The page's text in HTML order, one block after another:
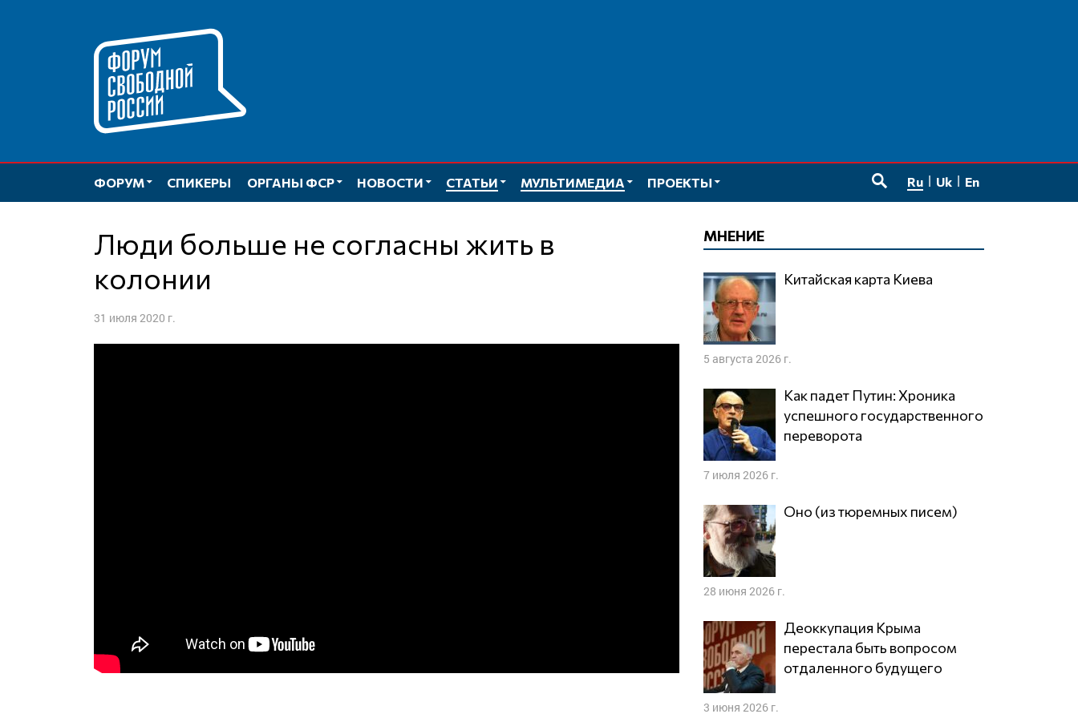
ФОРУМ СПИКЕРЫ ОРГАНЫ ФСР НОВОСТИ СТАТЬИ МУЛЬТИМЕДИА
ПРОЕКТЫ
Ru Uk En
Люди больше не согласны жить в
колонии
31 июля 2020 г.
МНЕНИЕ
Китайская карта Киева
5 августа 2026 г.
Как падет Путин: Хроника
успешного государственного
переворота
7 июля 2026 г.
Оно (из тюремных писем)
28 июня 2026 г.
Деоккупация Крыма
перестала быть вопросом
отдаленного будущего
3 июня 2026 г.